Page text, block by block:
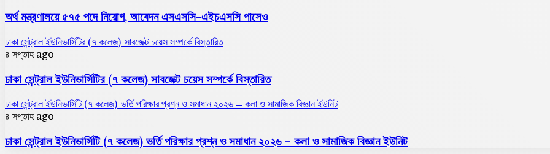
অর্থ মন্ত্রণালয়ে ৫৭৫ পদে নিয়োগ, আবেদন এসএসসি-এইচএসসি পাসেও
ঢাকা সেন্ট্রাল ইউনিভার্সিটির (৭ কলেজ) সাবজেক্ট চয়েস সম্পর্কে বিস্তারিত
৪ সপ্তাহ ago
ঢাকা সেন্ট্রাল ইউনিভার্সিটির (৭ কলেজ) সাবজেক্ট চয়েস সম্পর্কে বিস্তারিত
ঢাকা সেন্ট্রাল ইউনিভার্সিটি (৭ কলেজ) ভর্তি পরিক্ষার প্রশ্ন ও সমাধান ২০২৬ – কলা ও সামাজিক বিজ্ঞান ইউনিট
৪ সপ্তাহ ago
ঢাকা সেন্ট্রাল ইউনিভার্সিটি (৭ কলেজ) ভর্তি পরিক্ষার প্রশ্ন ও সমাধান ২০২৬ – কলা ও সামাজিক বিজ্ঞান ইউনিট